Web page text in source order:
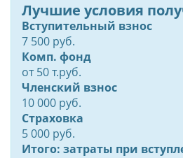
Лучшие условия
Вступительный взнос
7 500 руб.
Комп. фонд
от50т.руб.
Членский взнос
10 000 руб.
Страховка
5 000 руб.
Итого: затраты при